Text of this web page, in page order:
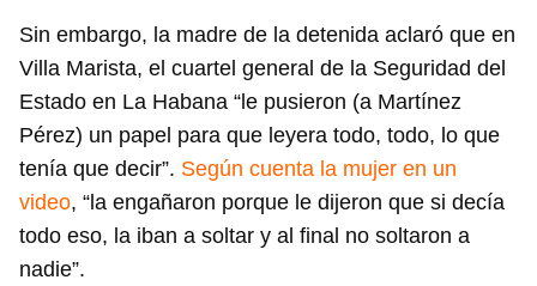
Sin embargo, la madre de la detenida aclaró que en
Villa Marista, el cuartel general de la Seguridad del
Estado en La Habana “le pusieron (a Martínez
Pérez) un papel para que leyera todo, todo, lo que
tenía que decir”. Según cuenta la mujer en un
video, “la engañaron porque le dijeron que si decía
todo eso, la iban a soltar y al final no soltaron a
nadie”.